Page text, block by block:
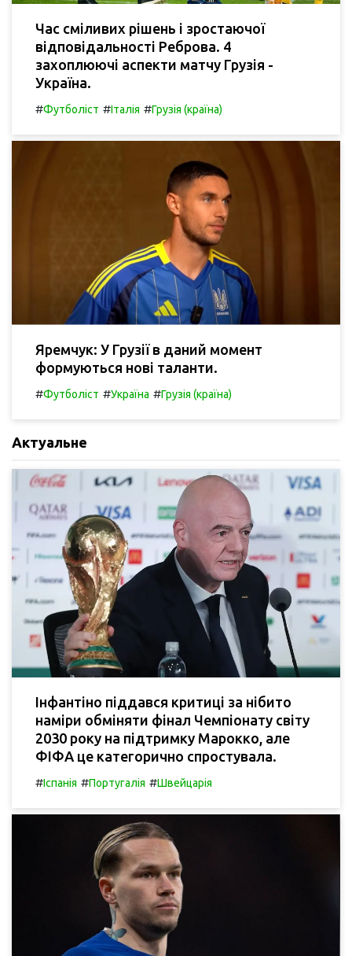
Час сміливих рішень і зростаючої
відповідальності Реброва. 4
захоплюючі аспекти матчу Грузія -
Україна.
#Футболіст #Італія #Грузія (країна)
Яремчук: У Грузії в даний момент
формуються нові таланти.
#Футболіст #Україна #Грузія (країна)
Актуальне
Інфантіно піддався критиці за нібито
наміри обміняти фінал Чемпіонату світу
2030 року на підтримку Марокко, але
ФІФА це категорично спростувала.
#Іспанія #Португалія #Швейцарія